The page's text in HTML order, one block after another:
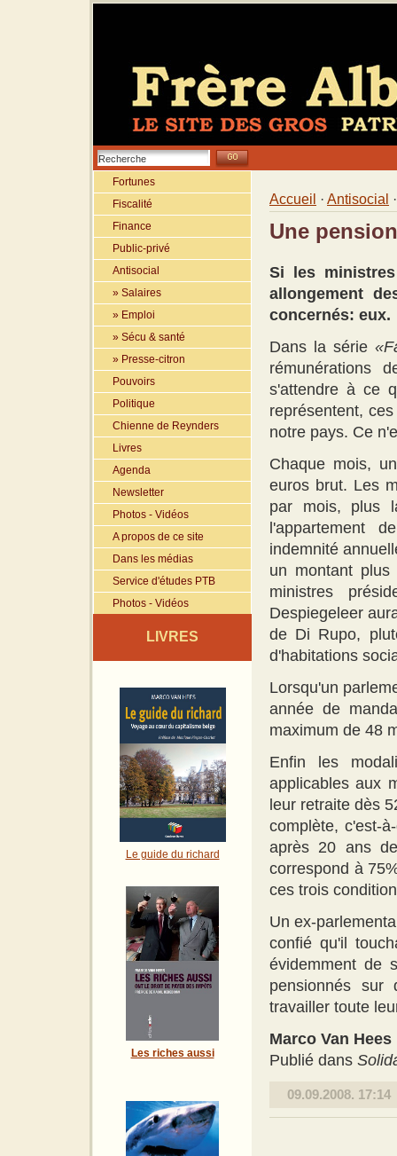
Fortunes
Fiscalité
Finance
Public-privé
Antisocial
» Salaires
» Emploi
» Sécu & santé
» Presse-citron
Pouvoirs
Politique
Chienne de Reynders
Livres
Agenda
Newsletter
Photos - Vidéos
A propos de ce site
Dans les médias
Service d'études PTB
Photos - Vidéos
LIVRES
Le guide du richard
Les riches aussi
Accueil · Antisocial
Une
Si les
allongement
concernés: eux.
Dans la série
rémunérations
s'attendre à ce
représentent,
notre pays. Ce
Chaque mois,
euros brut. Les
par mois, plus
l'appartement
indemnité
un montant
ministres
Despiegeleer
de Di Rupo,
d'habitations
Lorsqu'un
année de
maximum de 48
Enfin les
applicables aux
leur retraite dès
complète, c'est-
après 20 ans
correspond à
ces trois
Un ex-
confié qu'il
évidemment de
pensionnés sur
travailler toute
Marco Van Hees
Publié dans
09.09.2008. 17:14